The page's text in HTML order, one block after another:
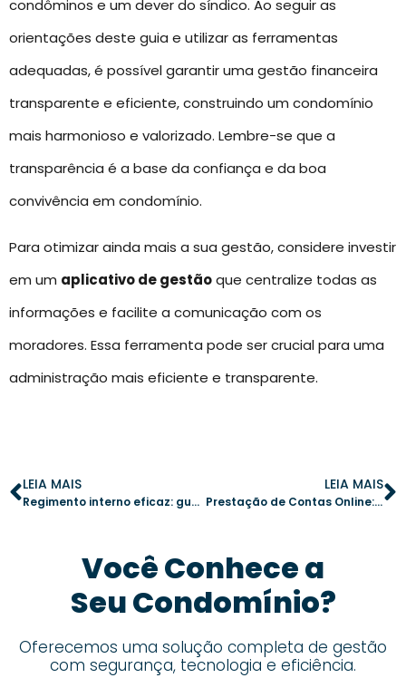
condôminos e um dever do síndico. Ao seguir as
orientações deste guia e utilizar as ferramentas
adequadas, é possível garantir uma gestão financeira
transparente e eficiente, construindo um condomínio
mais harmonioso e valorizado. Lembre-se que a
transparência é a base da confiança e da boa
convivência em condomínio.
Para otimizar ainda mais a sua gestão, considere investir
em um aplicativo de gestãoque centralize todas as
informações e facilite a comunicação com os
moradores. Essa ferramenta pode ser crucial para uma
administração mais eficiente e transparente.
LEIA MAIS
Regimento interno eficaz: guia para boa convivência no condomínio
LEIA MAIS
Prestação de Contas Online: A Chave para um Condomínio Transparente
Você Conhece a
Seu Condomínio?
Oferecemos uma solução completa de gestão
com segurança, tecnologia e eficiência.